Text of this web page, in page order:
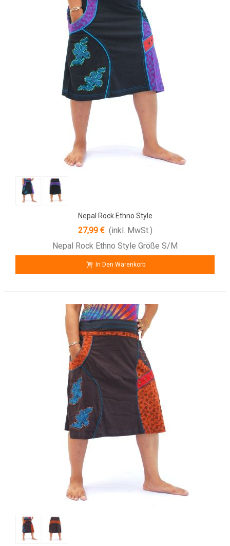
Nepal Rock Ethno Style
27,99 € (inkl. MwSt.)
Nepal Rock Ethno Style Größe S/M
In Den Warenkorb